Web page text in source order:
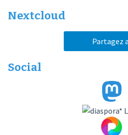
Nextcloud
Partagez
Social